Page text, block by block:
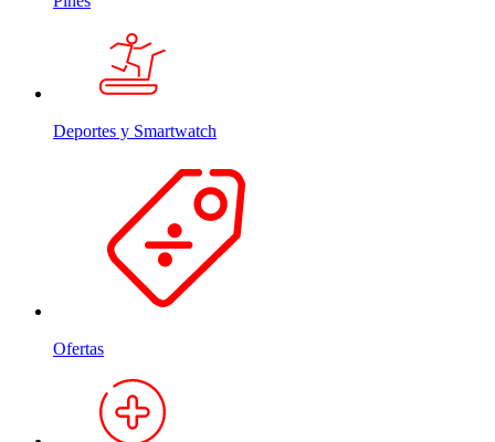
Deportes y Smartwatch
Ofertas